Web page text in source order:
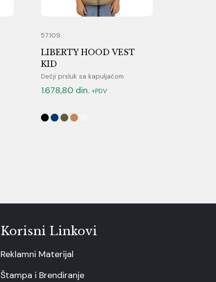
57.109
LIBERTY HOOD VEST
KID
Dečji prsluk sa kapuljačom
1.678,80 din. +PDV
Korisni Linkovi
Reklamni Materijal
Štampa i Brendiranje